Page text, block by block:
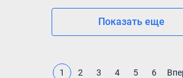
Показать еще
1 2 3 4 5 6